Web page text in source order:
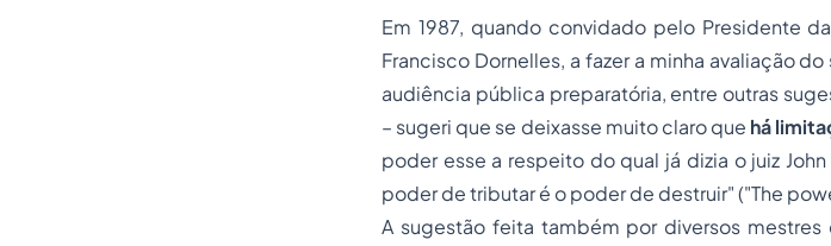
Em 1987, quando convidado pelo Presidente
Francisco Dornelles, a fazer a minha avaliação
audiência pública preparatória, entre outras
– sugeri que se deixasse muito claro que há
poder esse a respeito do qual já dizia o juiz
poder de tributar é o poder de destruir"("The
A sugestão feita também por diversos